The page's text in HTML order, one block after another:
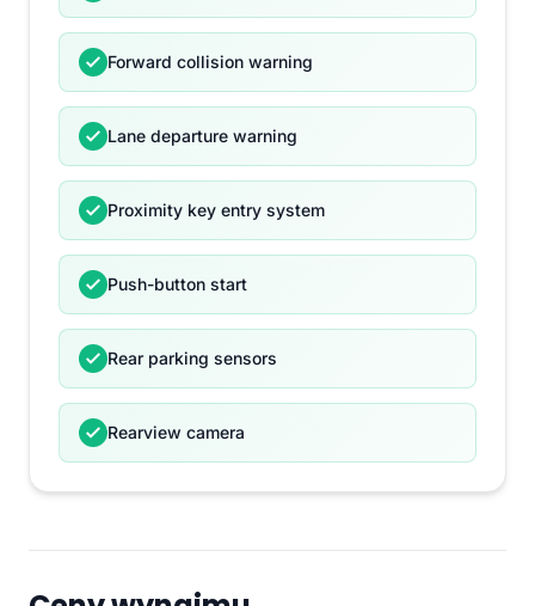
Forward collision warning
Lane departure warning
Proximity key entry system
Push-button start
Rear parking sensors
Rearview camera